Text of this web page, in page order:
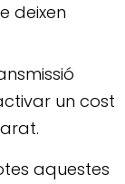
deixen
un cost
aquestes